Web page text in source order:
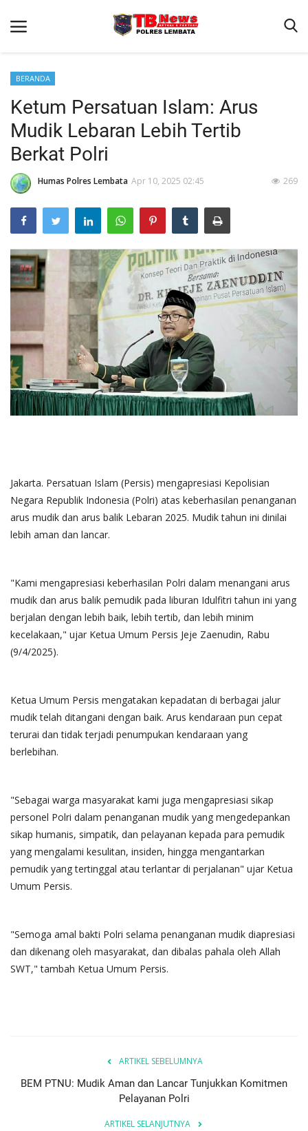
Beranda
Binkam
Terms & Conditions
Giat Ops
Reskrim
Polisi Kita
Lantas
BERANDA
Ketum Persatuan Islam: Arus
Mudik Lebaran Lebih Tertib
Berkat Polri
Humas Polres Lembata Apr 10, 2025 02:45 269
Jakarta. Persatuan Islam (Persis) mengapresiasi Kepolisian
Negara Republik Indonesia (Polri) atas keberhasilan penanganan
arus mudik dan arus balik Lebaran 2025. Mudik tahun ini dinilai
lebih aman dan lancar.
"Kami mengapresiasi keberhasilan Polri dalam menangani arus
mudik dan arus balik pemudik pada liburan Idulfitri tahun ini yang
berjalan dengan lebih baik, lebih tertib, dan lebih minim
kecelakaan," ujar Ketua Umum Persis Jeje Zaenudin, Rabu
(9/4/2025).
Ketua Umum Persis mengatakan kepadatan di berbagai jalur
mudik telah ditangani dengan baik. Arus kendaraan pun cepat
terurai dan tidak terjadi penumpukan kendaraan yang
berlebihan.
"Sebagai warga masyarakat kami juga mengapresiasi sikap
personel Polri dalam penanganan mudik yang mengedepankan
sikap humanis, simpatik, dan pelayanan kepada para pemudik
yang mengalami kesulitan, insiden, hingga mengantarkan
pemudik yang tertinggal atau terlantar di perjalanan" ujar Ketua
Umum Persis.
"Semoga amal bakti Polri selama penanganan mudik diapresiasi
dan dikenang oleh masyarakat, dan dibalas pahala oleh Allah
SWT," tambah Ketua Umum Persis.
ARTIKEL SEBELUMNYA
BEM PTNU: Mudik Aman dan Lancar Tunjukkan Komitmen
Pelayanan Polri
ARTIKEL SELANJUTNYA